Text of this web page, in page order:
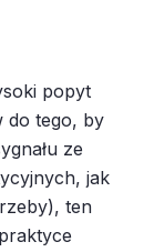
popyt
do tego, by
ze
jak
ten